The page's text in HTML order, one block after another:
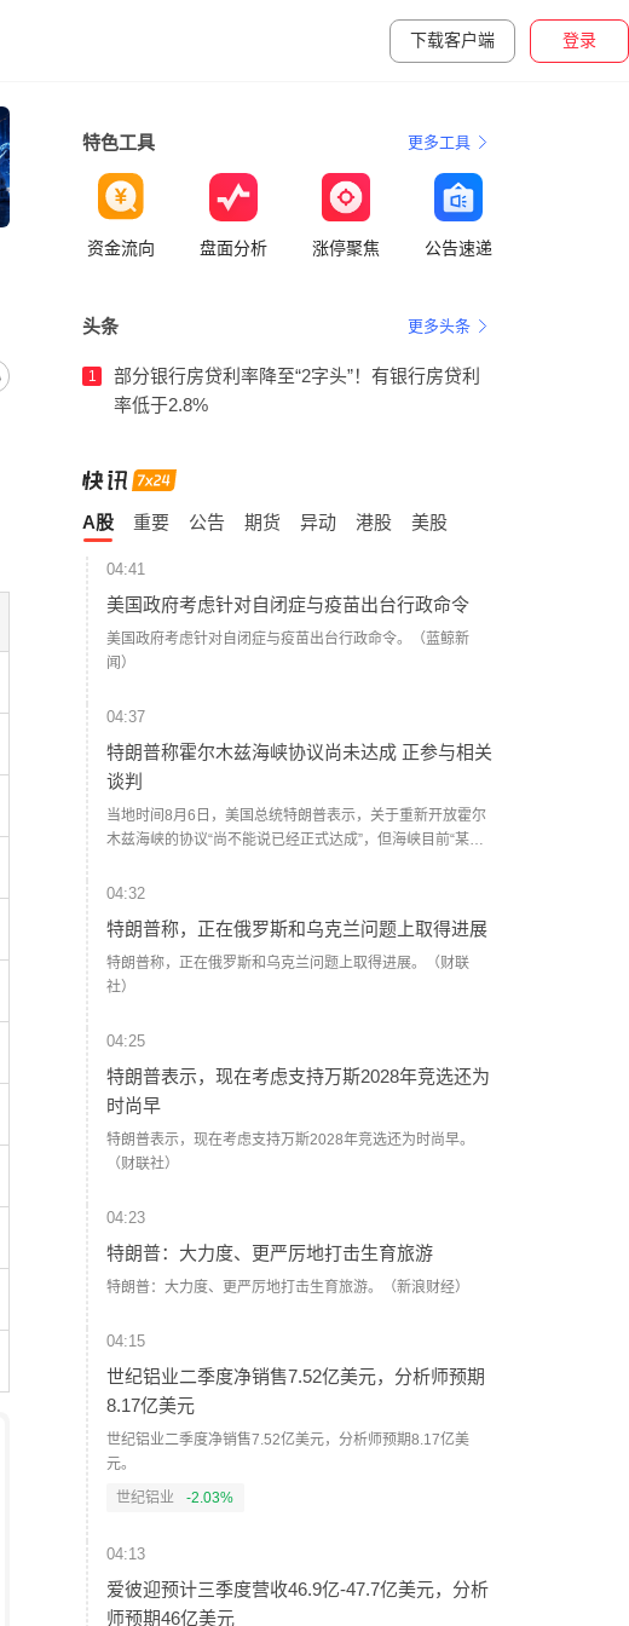
下载客户端 登录
特色工具 更多工具
资金流向 盘面分析 涨停聚焦 公告速递
头条 更多头条
1
部分银行房贷利率降至“2字头”！有银行房贷利
率低于2.8%
A股 重要 公告 期货 异动 港股 美股
04:41
美国政府考虑针对自闭症与疫苗出台行政命令
美国政府考虑针对自闭症与疫苗出台行政命令。（蓝鲸新
闻）
04:37
特朗普称霍尔木兹海峡协议尚未达成 正参与相关
谈判
当地时间8月6日，美国总统特朗普表示，关于重新开放霍尔
木兹海峡的协议“尚不能说已经正式达成”，但海峡目前“某种
朗普称，美国海军目前正在执行针对伊朗的封锁行动，并控
他表示，自己正在参与谈判，并认为局势正在朝积极方向发
展。伊朗议会主持委员会发言人阿巴斯·古达尔齐6日表示，在
经过一个多月的谈判后，伊朗和阿曼即将敲定霍尔木兹海峡
之间进行，美国未被允许参与。（央视新闻）
04:32
特朗普称，正在俄罗斯和乌克兰问题上取得进展
特朗普称，正在俄罗斯和乌克兰问题上取得进展。（财联
社）
04:25
特朗普表示，现在考虑支持万斯2028年竞选还为
时尚早
特朗普表示，现在考虑支持万斯2028年竞选还为时尚早。
（财联社）
04:23
特朗普：大力度、更严厉地打击生育旅游
特朗普：大力度、更严厉地打击生育旅游。（新浪财经）
04:15
世纪铝业二季度净销售7.52亿美元，分析师预期
8.17亿美元
世纪铝业二季度净销售7.52亿美元，分析师预期8.17亿美
元。
世纪铝业
-2.03%
04:13
爱彼迎预计三季度营收46.9亿-47.7亿美元，分析
师预期46亿美元